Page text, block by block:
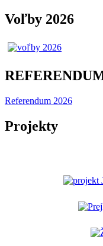
Voľby 2026
Referendum 2026
Projekty